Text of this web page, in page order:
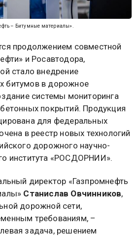
– Битумные материалы».
продолжением совместной
и Росавтодора,
стало внедрение
битумов в дорожное
системы мониторинга
покрытий. Продукция
для федеральных
в реестр новых технологий
дорожного научно-
института «РОСДОРНИИ».
директор «Газпромнефть
Станислав Овчинников,
дорожной сети,
требованиям, –
задача, решением